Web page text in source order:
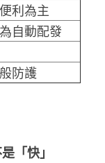
利為主
自動配發
防護
「快」